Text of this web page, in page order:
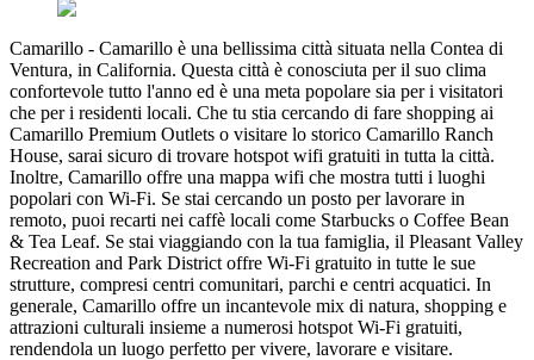
Camarillo - Camarillo è una bellissima città situata nella Contea di
Ventura, in California. Questa città è conosciuta per il suo clima
confortevole tutto l'anno ed è una meta popolare sia per i visitatori
che per i residenti locali. Che tu stia cercando di fare shopping ai
Camarillo Premium Outlets o visitare lo storico Camarillo Ranch
House, sarai sicuro di trovare hotspot wifi gratuiti in tutta la città.
Inoltre, Camarillo offre una mappa wifi che mostra tutti i luoghi
popolari con Wi-Fi. Se stai cercando un posto per lavorare in
remoto, puoi recarti nei caffè locali come Starbucks o Coffee Bean
& Tea Leaf. Se stai viaggiando con la tua famiglia, il Pleasant Valley
Recreation and Park District offre Wi-Fi gratuito in tutte le sue
strutture, compresi centri comunitari, parchi e centri acquatici. In
generale, Camarillo offre un incantevole mix di natura, shopping e
attrazioni culturali insieme a numerosi hotspot Wi-Fi gratuiti,
rendendola un luogo perfetto per vivere, lavorare e visitare.